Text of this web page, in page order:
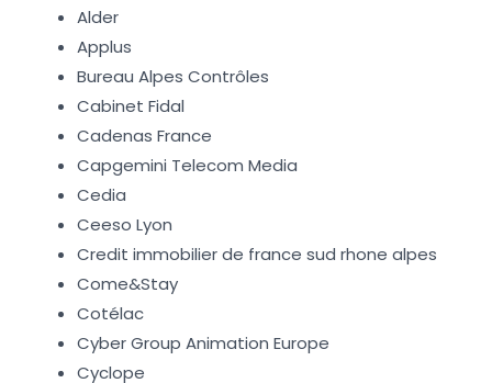
Alder
Applus
Bureau Alpes Contrôles
Cabinet Fidal
Cadenas France
Capgemini Telecom Media
Cedia
Ceeso Lyon
Credit immobilier de france sud rhone alpes
Come&Stay
Cotélac
Cyber Group Animation Europe
Cyclope